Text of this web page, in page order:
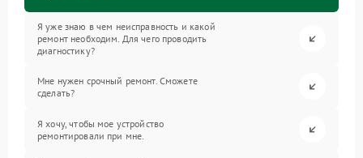
Я уже знаю в чем неисправность и какой
ремонт необходим. Для чего проводить
диагностику?
Мне нужен срочный ремонт. Сможете
сделать?
Я хочу, чтобы мое устройство
ремонтировали при мне.